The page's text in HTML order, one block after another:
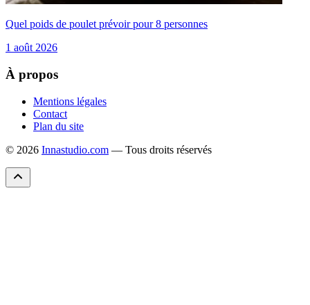
Quel poids de poulet prévoir pour 8 personnes
1 août 2026
À propos
Mentions légales
Contact
Plan du site
© 2026 Innastudio.com — Tous droits réservés